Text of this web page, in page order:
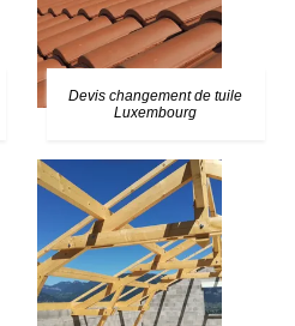
Devis changement de tuile
Luxembourg